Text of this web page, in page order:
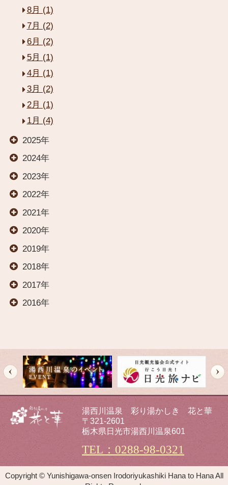
8月 (1)
7月 (2)
6月 (2)
5月 (1)
4月 (1)
3月 (2)
2月 (1)
1月 (4)
2025年
2024年
2023年
2022年
2021年
2020年
2019年
2018年
2017年
2016年
湯西川温泉 彩り湯かしき 花と華
〒321-2601
栃木県日光市湯西川温泉601
TEL：0288-98-0321
Copyright © Yunishigawa-onsen Irodoriyukashiki Hana to Hana All
HOME
お部屋
温泉
料理
交通案内
イベント
観光案内
フォトギャラリー